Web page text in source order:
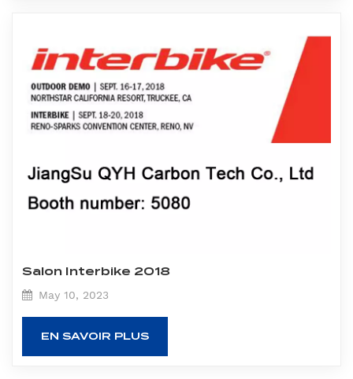
Salon Interbike 2018
May 10, 2023
EN SAVOIR PLUS